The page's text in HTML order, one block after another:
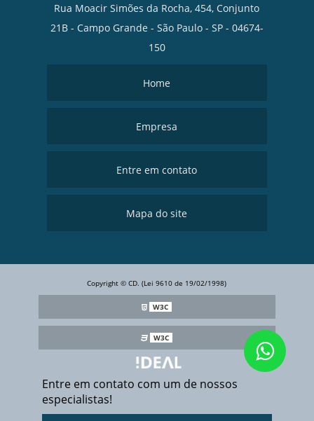
Entre em contato com um de nossos
especialistas!
Rua Moacir Simões da Rocha, 454, Conjunto
21B - Campo Grande - São Paulo - SP - 04674-
150
Home
Empresa
Entre em contato
Mapa do site
Copyright © CD. (Lei 9610 de 19/02/1998)
W3C
W3C